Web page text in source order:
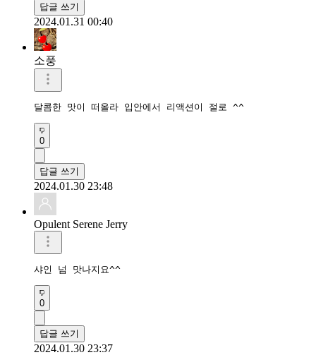
답글 쓰기
2024.01.31 00:40
소풍
달콤한 맛이 떠올라 입안에서 리액션이 절로 ^^
0
답글 쓰기
2024.01.30 23:48
Opulent Serene Jerry
샤인 넘 맛나지요^^
0
답글 쓰기
2024.01.30 23:37